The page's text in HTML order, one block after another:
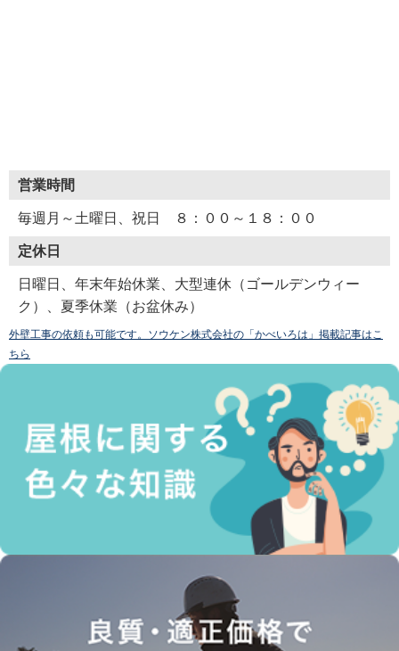
営業時間
毎週月～土曜日、祝日 ８：００～１８：００
定休日
日曜日、年末年始休業、大型連休（ゴールデンウィー
ク）、夏季休業（お盆休み）
外壁工事の依頼も可能です。ソウケン株式会社の「かべいろは」掲載記事はこ
ちら